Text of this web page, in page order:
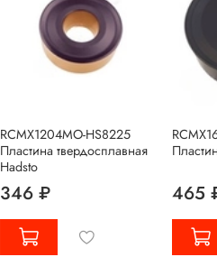
RCMX1204MO-HS8225
Пластина твердосплавная
Hadsto
346 ₽ 465